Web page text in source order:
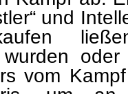
und
wurden
vom